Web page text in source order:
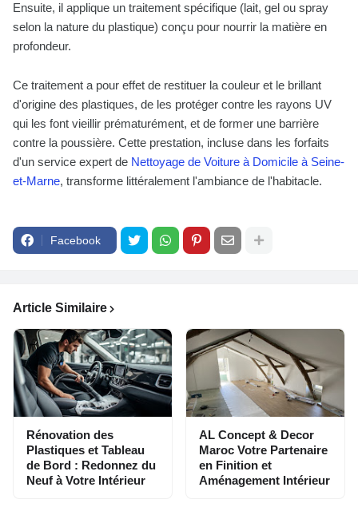
Ensuite, il applique un traitement spécifique (lait, gel ou spray
selon la nature du plastique) conçu pour nourrir la matière en
profondeur.
Ce traitement a pour effet de restituer la couleur et le brillant
d'origine des plastiques, de les protéger contre les rayons UV
qui les font vieillir prématurément, et de former une barrière
contre la poussière. Cette prestation, incluse dans les forfaits
d'un service expert de Nettoyage de Voiture à Domicile à Seine-
et-Marne, transforme littéralement l'ambiance de l'habitacle.
Facebook
Article Similaire
Rénovation des
Plastiques et Tableau
de Bord : Redonnez du
Neuf à Votre Intérieur
AL Concept & Decor
Maroc Votre Partenaire
en Finition et
Aménagement Intérieur